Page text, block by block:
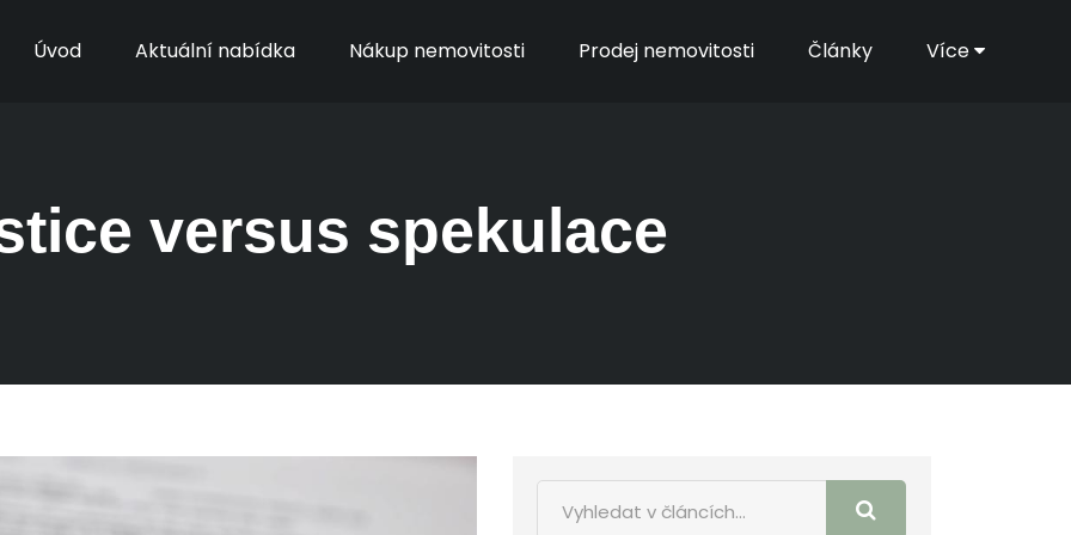
Úvod Aktuální nabídka Nákup nemovitosti Prodej nemovitosti Články Více
versus spekulace